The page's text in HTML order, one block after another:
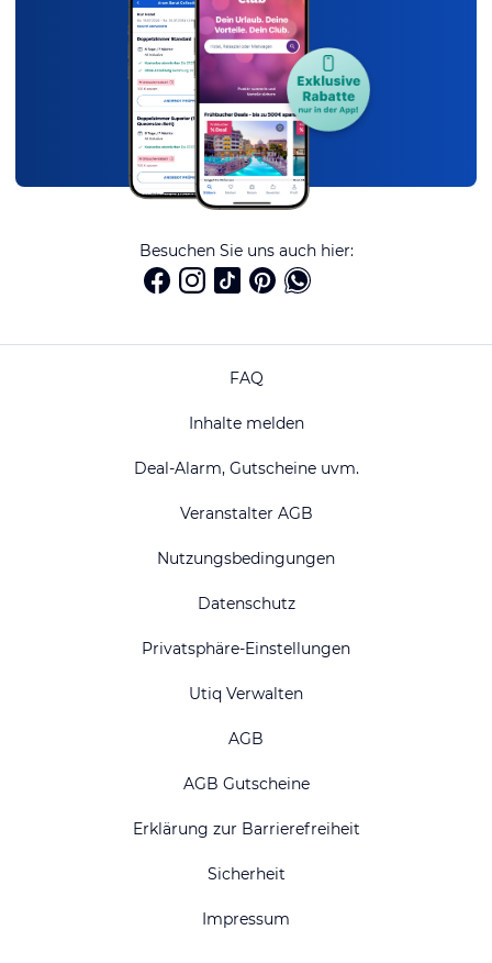
Besuchen Sie uns auch hier:
FAQ
Inhalte melden
Deal-Alarm, Gutscheine uvm.
Veranstalter AGB
Nutzungsbedingungen
Datenschutz
Privatsphäre-Einstellungen
Utiq Verwalten
AGB
AGB Gutscheine
Erklärung zur Barrierefreiheit
Sicherheit
Impressum